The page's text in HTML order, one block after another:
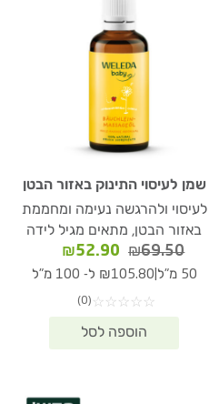
שמן לעיסוי התינוק באזור הבטן
לעיסוי ולהרגשה נעימה ומחממת
באזור הבטן, מתאים מגיל לידה
₪69.50
המחיר
המקורי
₪69.50.
₪52.90
המחיר
הנוכחי
50 מ"ל ₪105.80 ל- 100 מ"ל
☆
☆
☆
☆
☆
(0)